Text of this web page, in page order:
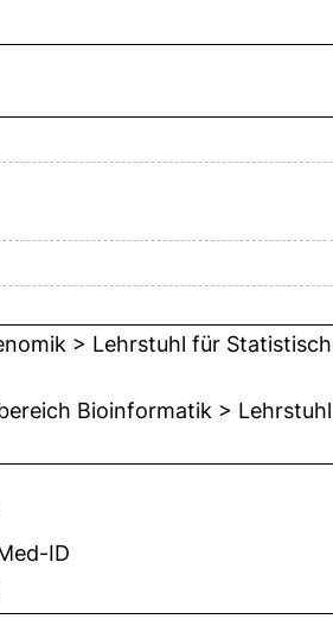
> Lehrstuhl für
Bioinformatik >
ID